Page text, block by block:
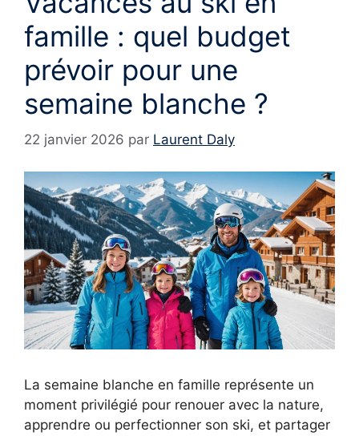
famille : quel budget
prévoir pour une
semaine blanche ?
22 janvier 2026 par Laurent Daly
La semaine blanche en famille représente un
moment privilégié pour renouer avec la nature,
apprendre ou perfectionner son ski, et partager